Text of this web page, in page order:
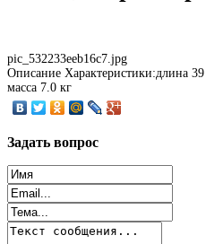
pic_532233eeb16c7.jpg
Описание Характеристики:длина
масса 7.0 кг
Задать вопрос